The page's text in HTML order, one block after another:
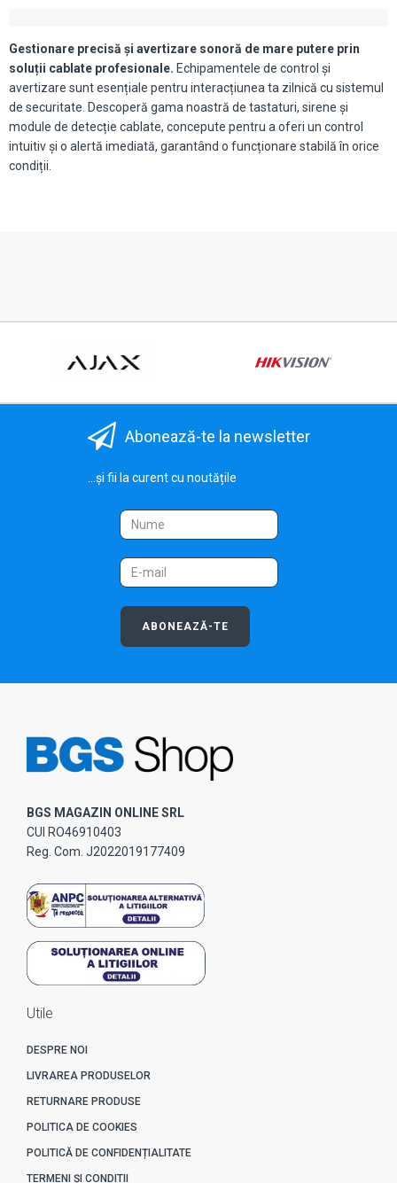
Gestionare precisă și avertizare sonoră de mare putere prin
soluții cablate profesionale. Echipamentele de control și
avertizare sunt esențiale pentru interacțiunea ta zilnică cu sistemul
de securitate. Descoperă gama noastră de tastaturi, sirene și
module de detecție cablate, concepute pentru a oferi un control
intuitiv și o alertă imediată, garantând o funcționare stabilă în orice
condiții.
Abonează-te la newsletter
...și fii la curent cu noutățile
ABONEAZĂ-TE
BGS MAGAZIN ONLINE SRL
CUI RO46910403
Reg. Com. J2022019177409
Utile
DESPRE NOI
LIVRAREA PRODUSELOR
RETURNARE PRODUSE
POLITICA DE COOKIES
POLITICĂ DE CONFIDENȚIALITATE
TERMENI ȘI CONDITII